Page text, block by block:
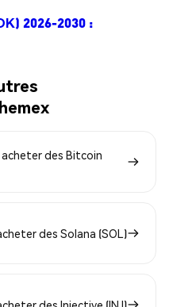
2026-2030 :
des Bitcoin
des Solana (SOL)